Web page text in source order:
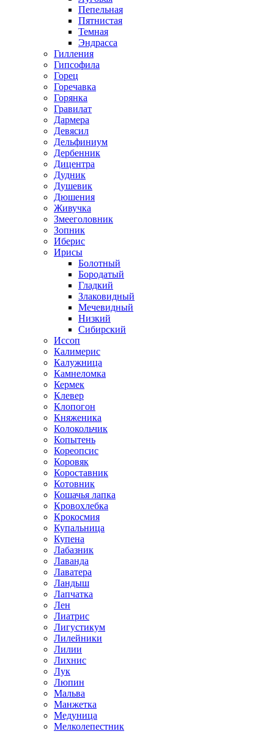
Пепельная
Пятнистая
Темная
Эндрасса
Гилления
Гипсофила
Горец
Горечавка
Горянка
Гравилат
Дармера
Девясил
Дельфиниум
Дербенник
Дицентра
Дудник
Душевик
Дюшения
Живучка
Змееголовник
Зопник
Иберис
Ирисы
Болотный
Бородатый
Гладкий
Злаковидный
Мечевидный
Низкий
Сибирский
Иссоп
Калимерис
Калужница
Камнеломка
Кермек
Клевер
Клопогон
Княженика
Колокольчик
Копытень
Кореопсис
Коровяк
Короставник
Котовник
Кошачья лапка
Кровохлебка
Крокосмия
Купальница
Купена
Лабазник
Лаванда
Лаватера
Ландыш
Лапчатка
Лен
Лиатрис
Лигустикум
Лилейники
Лилии
Лихнис
Лук
Люпин
Мальва
Манжетка
Медуница
Мелколепестник